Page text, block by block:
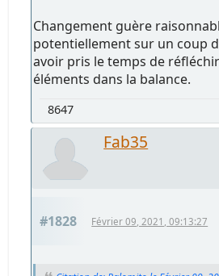
Changement guère
potentiellement sur un coup
avoir pris le temps de
éléments dans la balance.
8647
Fab35
#1828 Février 09, 2021, 09:13:27